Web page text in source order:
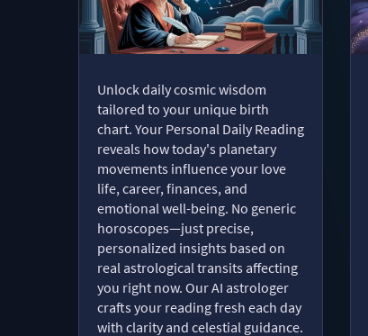
Unlock daily cosmic wisdom
tailored to your unique birth
chart. Your Personal Daily Reading
reveals how today's planetary
movements influence your love
life, career, finances, and
emotional well-being. No generic
horoscopes—just precise,
personalized insights based on
real astrological transits affecting
you right now. Our AI astrologer
crafts your reading fresh each day
with clarity and celestial guidance.